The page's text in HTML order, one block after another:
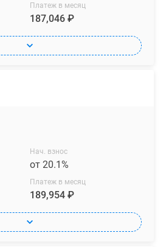
Платеж в месяц
187,046 ₽
Нач. взнос
от 20.1%
Платеж в месяц
189,954 ₽